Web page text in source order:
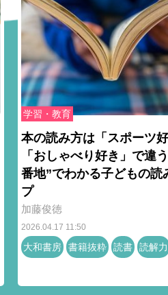
学習・教育
本の読み方は「スポーツ
「おしゃべり好き」で違
番地”でわかる子どもの読
プ
加藤俊徳
2026.04.17 11:50
大和書房 書籍抜粋 読書 読解力